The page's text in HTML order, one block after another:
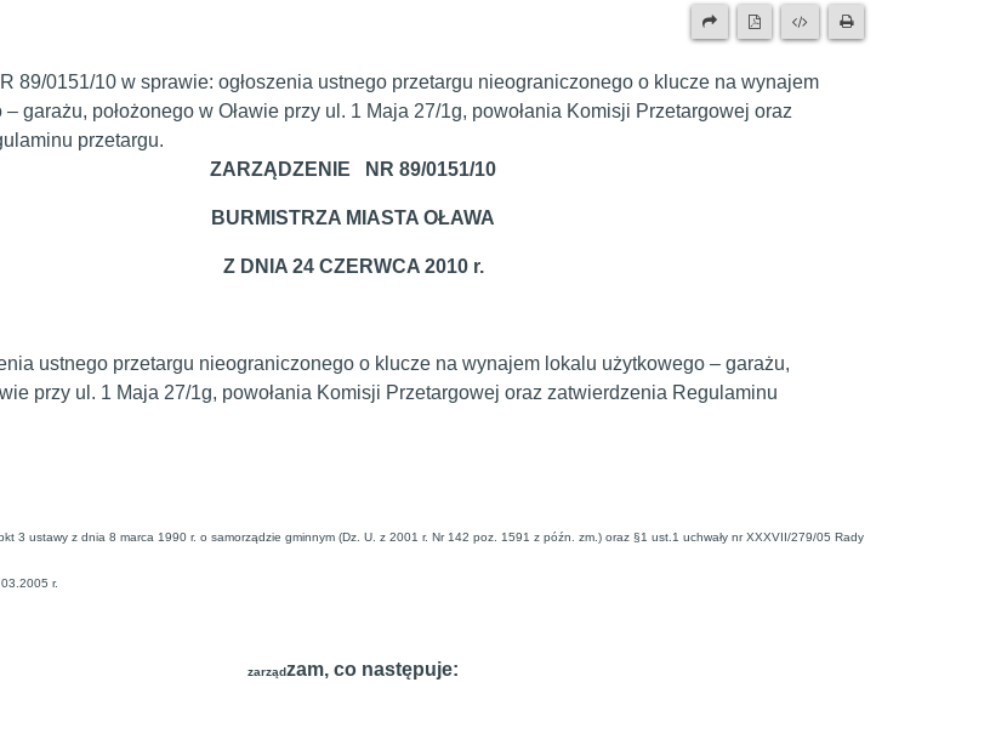
89/0151/10 w sprawie: ogłoszenia ustnego przetargu nieograniczonego o klucze na wynajem
– garażu, położonego w Oławie przy ul. 1 Maja 27/1g, powołania Komisji Przetargowej oraz
przetargu.
ZARZĄDZENIE NR 89/0151/10
BURMISTRZA MIASTA OŁAWA
Z DNIA 24 CZERWCA 2010 r.
ustnego przetargu nieograniczonego o klucze na wynajem lokalu użytkowego – garażu,
przy ul. 1 Maja 27/1g, powołania Komisji Przetargowej oraz zatwierdzenia Regulaminu
3 ustawy z dnia 8 marca 1990 r. o samorządzie gminnym (Dz. U. z 2001 r. Nr 142 poz. 1591 z późn. zm.) oraz §1 ust.1 uchwały nr XXXVII/279/05 Rady
r.
zarządzam, co następuje: